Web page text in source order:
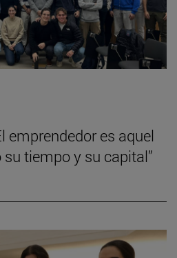
emprendedor es aquel
tiempo y su capital”